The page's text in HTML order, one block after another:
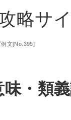
略サ
文[No.395]
・類